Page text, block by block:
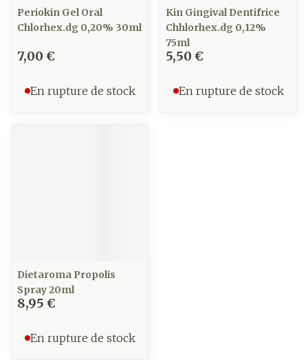
Periokin Gel Oral
Chlorhex.dg 0,20% 30ml
7,00 €
En rupture de stock
Kin Gingival Dentifrice
Chhlorhex.dg 0,12%
75ml
5,50 €
En rupture de stock
Dietaroma Propolis
Spray 20ml
8,95 €
En rupture de stock